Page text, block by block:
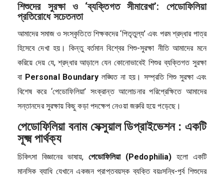
শিশুদের সুরক্ষা ও ‘ব্যক্তিগত সীমারেখা’: পেডোফিলিয়া
প্রতিরোধে সচেতনতা
আমাদের সমাজ ও সংস্কৃতিতে শিক্ষকদের ‘পিতৃতুল্য’ এবং পরম শ্রদ্ধার পাত্র
হিসেবে দেখা হয়। কিন্তু বর্তমান বিশ্বের শিশু-সুরক্ষা নীতি আমাদের মনে
করিয়ে দেয় যে, শ্রদ্ধার আড়ালে যেন কোনোভাবেই শিশুর ব্যক্তিগত সুরক্ষা
বা Personal Boundary লঙ্ঘিত না হয়। সম্প্রতি শিশু সুরক্ষা এবং
বিশেষ করে ‘পেডোফিলিয়া’ সংক্রান্ত আলোচনার পরিপ্রেক্ষিতে আমাদের
সন্তানদের সুরক্ষায় কিছু কড়া পদক্ষেপ নেওয়া জরুরি হয়ে পড়েছে।
পেডোফিলিয়া বনাম সেক্সুয়াল ডিপ্রাইভেশন : একটি
সূক্ষ্ম পার্থক্য
চিকিৎসা বিজ্ঞানের ভাষায়, পেডোফিলিয়া (Pedophilia) হলো একটি
মানসিক ব্যাধি যেখানে একজন প্রাপ্তবয়স্ক ব্যক্তি বয়ঃসন্ধি-পূর্ব শিশুদের